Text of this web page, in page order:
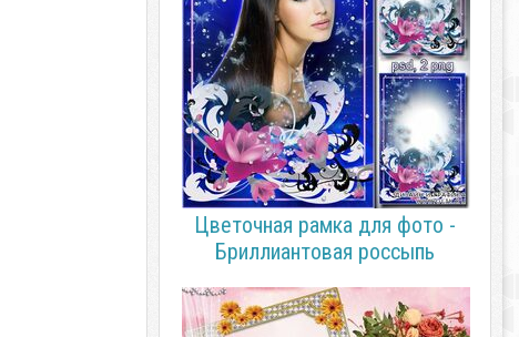
Цветочная рамка для фото -
Бриллиантовая россыпь